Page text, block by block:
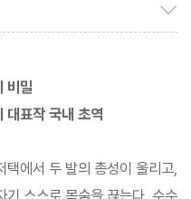
비밀
대표작 국내 초역
에서 두 발의 총성이 울리고,